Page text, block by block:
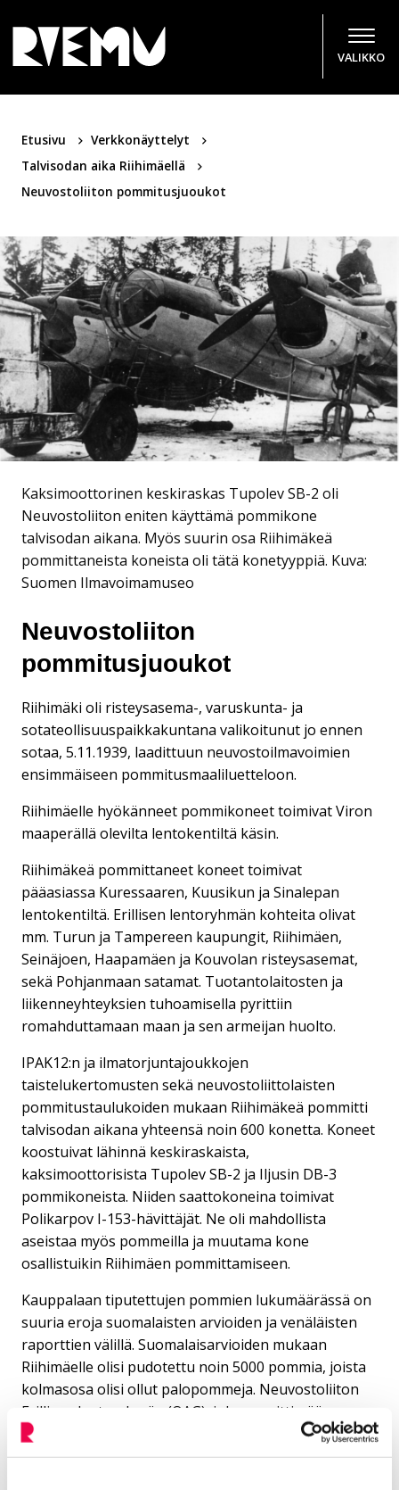
VALIKKO
Etusivu
Verkkonäyttelyt
Talvisodan aika Riihimäellä
Neuvostoliiton pommitusjuoukot
Kaksimoottorinen keskiraskas Tupolev SB-2 oli
Neuvostoliiton eniten käyttämä pommikone
talvisodan aikana. Myös suurin osa Riihimäkeä
pommittaneista koneista oli tätä konetyyppiä. Kuva:
Suomen Ilmavoimamuseo
Neuvostoliiton
pommitusjuoukot
Riihimäki oli risteysasema-, varuskunta- ja
sotateollisuuspaikkakuntana valikoitunut jo ennen
sotaa, 5.11.1939, laadittuun neuvostoilmavoimien
ensimmäiseen pommitusmaaliluetteloon.
Riihimäelle hyökänneet pommikoneet toimivat Viron
maaperällä olevilta lentokentiltä käsin.
Riihimäkeä pommittaneet koneet toimivat
pääasiassa Kuressaaren, Kuusikun ja Sinalepan
lentokentiltä. Erillisen lentoryhmän kohteita olivat
mm. Turun ja Tampereen kaupungit, Riihimäen,
Seinäjoen, Haapamäen ja Kouvolan risteysasemat,
sekä Pohjanmaan satamat. Tuotantolaitosten ja
liikenneyhteyksien tuhoamisella pyrittiin
romahduttamaan maan ja sen armeijan huolto.
IPAK12:n ja ilmatorjuntajoukkojen
taistelukertomusten sekä neuvostoliittolaisten
pommitustaulukoiden mukaan Riihimäkeä pommitti
talvisodan aikana yhteensä noin 600 konetta. Koneet
koostuivat lähinnä keskiraskaista,
kaksimoottorisista Tupolev SB-2 ja Iljusin DB-3
pommikoneista. Niiden saattokoneina toimivat
Polikarpov I-153-hävittäjät. Ne oli mahdollista
aseistaa myös pommeilla ja muutama kone
osallistuikin Riihimäen pommittamiseen.
Kauppalaan tiputettujen pommien lukumäärässä on
suuria eroja suomalaisten arvioiden ja venäläisten
raporttien välillä. Suomalaisarvioiden mukaan
Riihimäelle olisi pudotettu noin 5000 pommia, joista
kolmasosa olisi ollut palopommeja. Neuvostoliiton
Erillisen lentoryhmän (OAG), joka suoritti pääosan
Riihimäen pommituksista, pommitustaulukoiden
mukaan pommeja olisi kuitenkin tiputettu